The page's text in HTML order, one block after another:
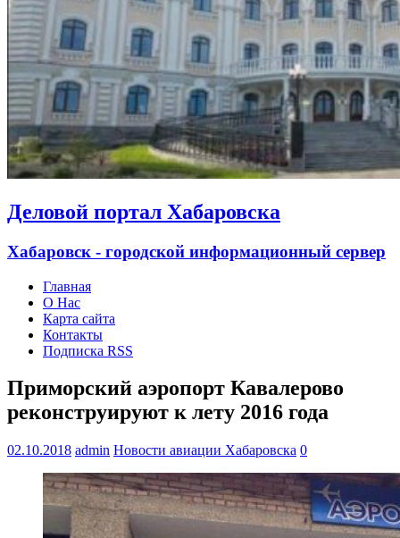
Деловой портал Хабаровска
Хабаровск - городской информационный сервер
Главная
О Нас
Карта сайта
Контакты
Подписка RSS
Приморский аэропорт Кавалерово
реконструируют к лету 2016 года
02.10.2018 admin Новости авиации Хабаровска 0